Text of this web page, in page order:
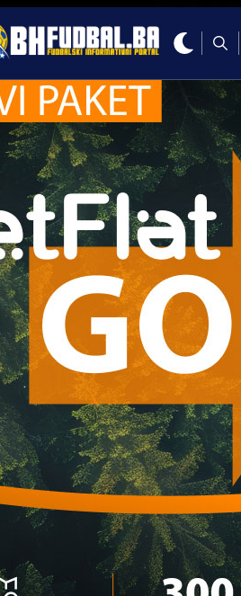
slavio protiv ekipe iz HNL-a!